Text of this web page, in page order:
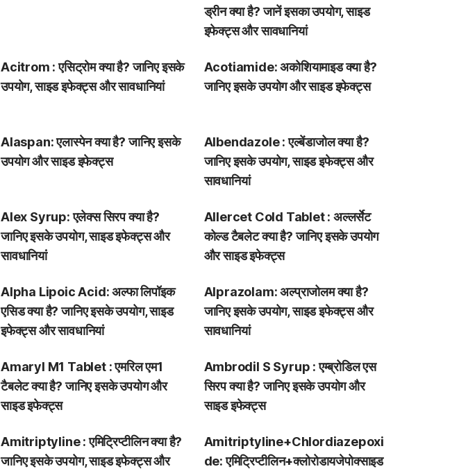
ड्रीन क्या है? जानें इसका उपयोग, साइड
इफेक्ट्स और सावधानियां
Acitrom : एसिट्रोम क्या है? जानिए इसके
उपयोग, साइड इफेक्ट्स और सावधानियां
Acotiamide: अकोशियामाइड क्या है?
जानिए इसके उपयोग और साइड इफेक्ट्स
Alaspan: एलास्पेन क्या है? जानिए इसके
उपयोग और साइड इफेक्ट्स
Albendazole : एल्बेंडाजोल क्या है?
जानिए इसके उपयोग, साइड इफेक्ट्स और
सावधानियां
Alex Syrup: एलेक्स सिरप क्या है?
जानिए इसके उपयोग, साइड इफेक्ट्स और
सावधानियां
Allercet Cold Tablet : अल्लर्सेट
कोल्ड टैबलेट क्या है? जानिए इसके उपयोग
और साइड इफेक्ट्स
Alpha Lipoic Acid: अल्फा लिपॉइक
एसिड क्या है? जानिए इसके उपयोग, साइड
इफेक्ट्स और सावधानियां
Alprazolam: अल्प्राजोलम क्या है?
जानिए इसके उपयोग, साइड इफेक्ट्स और
सावधानियां
Amaryl M1 Tablet : एमरिल एम1
टैबलेट क्या है? जानिए इसके उपयोग और
साइड इफेक्ट्स
Ambrodil S Syrup : एम्ब्रोडिल एस
सिरप क्या है? जानिए इसके उपयोग और
साइड इफेक्ट्स
Amitriptyline : एमिट्रिप्टीलिन क्या है?
जानिए इसके उपयोग, साइड इफेक्ट्स और
Amitriptyline+Chlordiazepoxi
de: एमिट्रिप्टीलिन+क्लोरोडायजेपोक्साइड